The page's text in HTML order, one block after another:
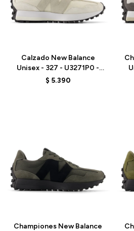
Calzado New Balance
Unisex - 327 - U3271P0 -
BEIGE
$ 5.390
Championes New Balance